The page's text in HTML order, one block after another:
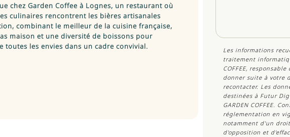
chez Garden Coffee à Lognes, un restaurant où
culinaires rencontrent les bières artisanales
combinant le meilleur de la cuisine française,
maison et une diversité de boissons pour
toutes les envies dans un cadre convivial.
Les informations
traitement
COFFEE,
donner suite à votre
recontacter. Les
destinées à Futur
GARDEN COFFEE.
réglementation en
notamment d'un
d'opposition et